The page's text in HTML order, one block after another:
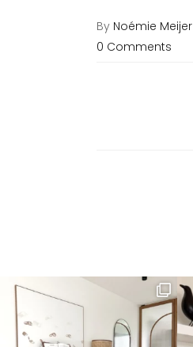
By Noémie Meijer
0 Comments